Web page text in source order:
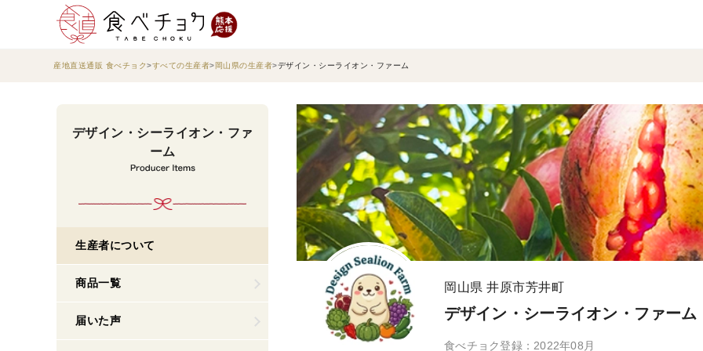
産地直送通販 食べチョク すべての生産者 岡山県の生産者 デザイン・シーライオン・ファーム
岡山県 井原市芳井町
デザイン・シーライオン・ファーム
食べチョク登録：2022年08月
デザイン・シーライオン・ファ
ーム
生産者について
商品一覧
届いた声